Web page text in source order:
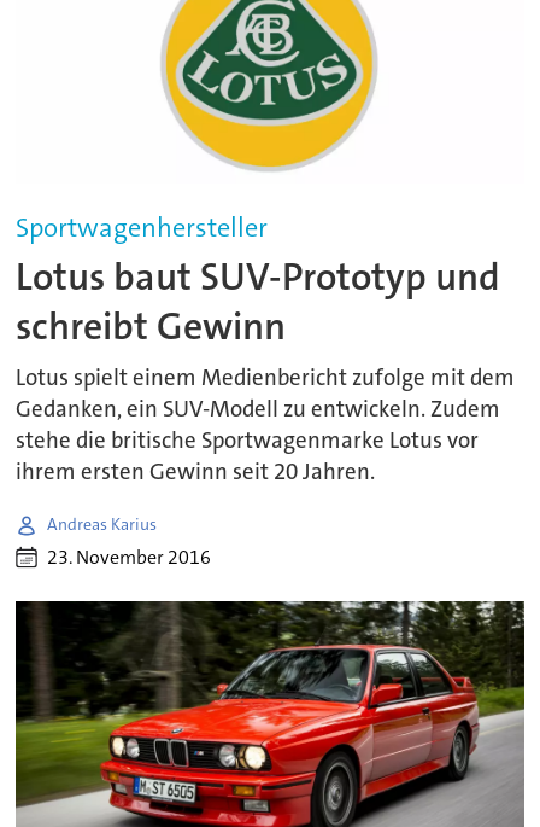
Sportwagenhersteller
Lotus baut SUV-Prototyp und
schreibt Gewinn
Lotus spielt einem Medienbericht zufolge mit dem
Gedanken, ein SUV-Modell zu entwickeln. Zudem
stehe die britische Sportwagenmarke Lotus vor
ihrem ersten Gewinn seit 20 Jahren.
Andreas Karius
23. November 2016